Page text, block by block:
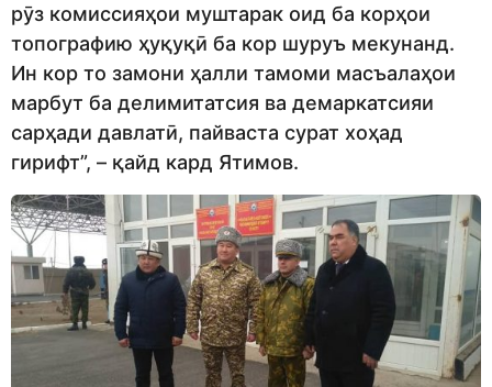
рӯз комиссияҳои муштарак оид ба корҳои
топографию ҳуқуқӣ ба кор шуруъ мекунанд.
Ин кор то замони ҳалли тамоми масъалаҳои
марбут ба делимитатсия ва демаркатсияи
сарҳади давлатӣ, пайваста сурат хоҳад
гирифт”, – қайд кард Ятимов.